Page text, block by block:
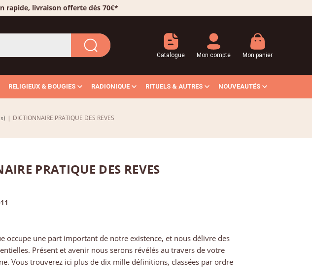
rapide, livraison offerte dès 70€*
Catalogue Mon compte Mon panier
RELIGIEUX & BOUGIES RADIONIQUE RITUELS & AUTRES NOUVEAUTÉS
| DICTIONNAIRE PRATIQUE DES REVES
PRATIQUE DES REVES
occupe une part important de notre existence, et nous délivre des
Présent et avenir nous serons révélés au travers de votre
Vous trouverez ici plus de dix mille définitions, classées par ordre